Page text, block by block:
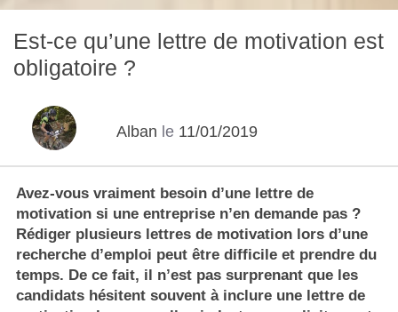
Est-ce qu’une lettre de motivation est
obligatoire ?
Alban le 11/01/2019
Avez-vous vraiment besoin d’une lettre de
motivation si une entreprise n’en demande pas ?
Rédiger plusieurs lettres de motivation lors d’une
recherche d’emploi peut être difficile et prendre du
temps. De ce fait, il n’est pas surprenant que les
candidats hésitent souvent à inclure une lettre de